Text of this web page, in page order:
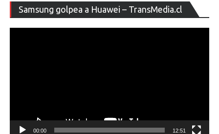
Samsung golpea a Huawei – TransMedia.cl
de
00:00 12:51